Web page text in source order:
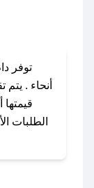
معنا
توفر
أنحاء .
الطلبات